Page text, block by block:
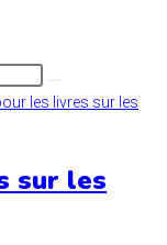
sur les